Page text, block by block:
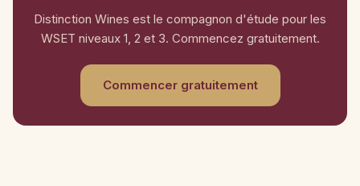
Distinction Wines est le compagnon d'étude pour les
WSET niveaux 1, 2 et 3. Commencez gratuitement.
Commencer gratuitement